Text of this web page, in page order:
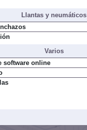
Llantas y neumáticos
Varios
software online